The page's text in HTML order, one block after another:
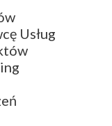
Usług